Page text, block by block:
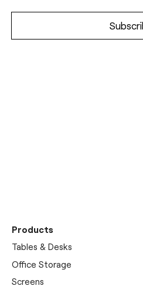
Products
Tables & Desks
Office Storage
Screens